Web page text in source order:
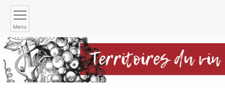
Menu